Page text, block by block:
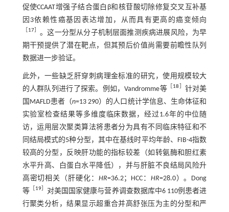
促使CCAAT增强子结合蛋白β和核苷酸切除修复交叉互补基
因3依赖性癌基因表达增加，从而具有更高的癌变倾向
［17］ 。这一分型从分子机制层面推测疾病进展风险，为早
期干预提供了潜在靶点，但其预后价值尚需要前瞻性队列
数据进一步验证。
此外，一些缺乏肝穿刺病理金标准的研究，使用规模较大
的人群队列进行了探索。例如，Vandromme等 ［18］ 针对美
国MAFLD患者（n=13 290）的人口统计学信息、生命体征和
实验室检查结果等多维度临床数据，经过1.6年的中位随
访，运用层次聚类算法将患者分为具有不同临床特征和不
同结局模式的5种分型，其中在基线时平均年龄、FIB-4指数
较高的分型，反映肝功能的指标较差（如转氨酶和胆红素
水平升高、白蛋白水平降低），并与肝脏不良结局风险升
高密切相关（肝硬化： HR=36.2；HCC： HR=28.0）。Dong
等［19］ 对美国国家健康与营养调查数据库中6 110例患者进
行聚类分析，结果显示超重合并高舒张压为主的分型和严